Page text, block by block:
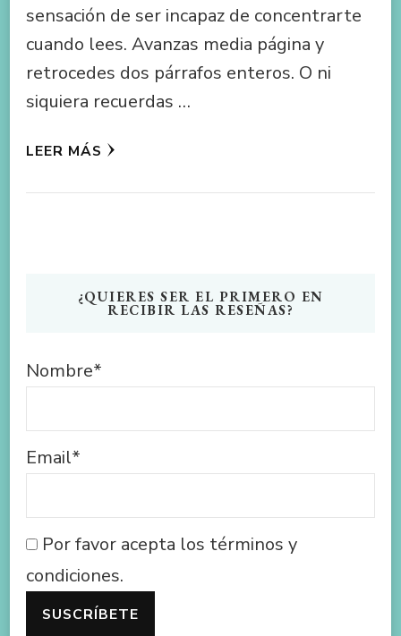
sensación de ser incapaz de concentrarte
cuando lees. Avanzas media página y
retrocedes dos párrafos enteros. O ni
siquiera recuerdas …
LEER MÁS
¿QUIERES SER EL PRIMERO EN
RECIBIR LAS RESEÑAS?
Nombre*
Email*
Por favor acepta los términos y
condiciones.